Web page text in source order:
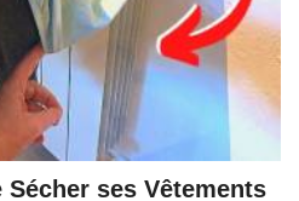
ses Vêtements